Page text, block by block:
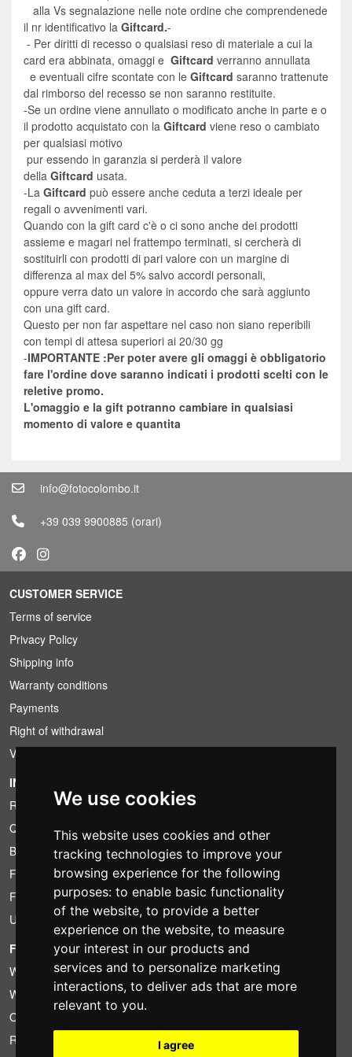
We use cookies
This website uses cookies and other
tracking technologies to improve your
browsing experience for the following
purposes: to enable basic functionality
of the website, to provide a better
experience on the website, to measure
your interest in our products and
services and to personalize marketing
interactions, to deliver ads that are more
relevant to you.
I agree
alla Vs segnalazione nelle note ordine che comprendenede
il nr identificativo la Giftcard.-
- Per diritti di recesso o qualsiasi reso di materiale a cui la
card era abbinata, omaggi e Giftcard verranno annullata
e eventuali cifre scontate con le Giftcard saranno trattenute
dal rimborso del recesso se non saranno restituite.
-Se un ordine viene annullato o modificato anche in parte e o
il prodotto acquistato con la Giftcard viene reso o cambiato
per qualsiasi motivo
pur essendo in garanzia si perderà il valore
della Giftcard usata.
-La Giftcard può essere anche ceduta a terzi ideale per
regali o avvenimenti vari.
Quando con la gift card c'è o ci sono anche dei prodotti
assieme e magari nel frattempo terminati, si cercherà di
sostituirli con prodotti di pari valore con un margine di
differenza al max del 5% salvo accordi personali,
oppure verra dato un valore in accordo che sarà aggiunto
con una gift card.
Questo per non far aspettare nel caso non siano reperibili
con tempi di attesa superiori ai 20/30 gg
-IMPORTANTE :Per poter avere gli omaggi è obbligatorio
fare l'ordine dove saranno indicati i prodotti scelti con le
reletive promo.
L'omaggio e la gift potranno cambiare in qualsiasi
momento di valore e quantita
info@fotocolombo.it
+39 039 9900885 (orari)
CUSTOMER SERVICE
Terms of service
Privacy Policy
Shipping info
Warranty conditions
Payments
Right of withdrawal
VAT conditions
INFORMATION
Rental conditions
Quotation
Bundle
Found less?
Financing
Used
FOTOCOLOMBO.IT
Who we are
Where we are
Opening hours
Reviews on Trovaprezzi